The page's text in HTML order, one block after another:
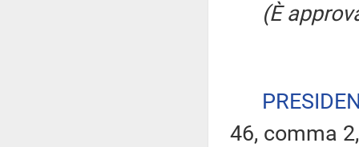
(È
46, comma